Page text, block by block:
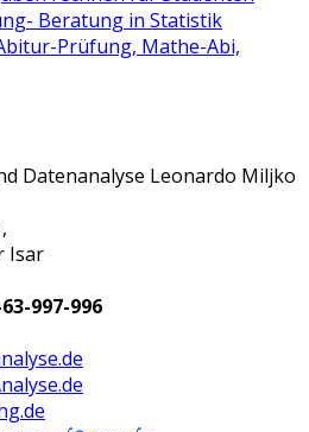
Beratung in Statistik
Prüfung, Mathe-Abi,
Datenanalyse Leonardo Miljko
Isar
997-996